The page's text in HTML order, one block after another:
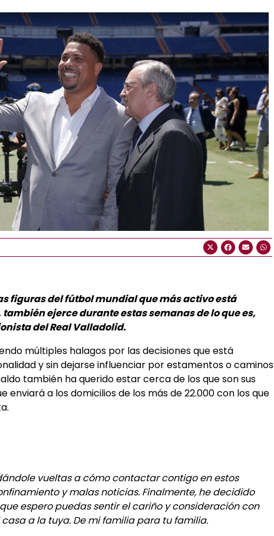
figuras del fútbol mundial que más activo está
ejerce durante estas semanas de lo que es,
del Real Valladolid.
múltiples halagos por las decisiones que está
y sin dejarse influenciar por estamentos o caminos
también ha querido estar cerca de los que son sus
enviará a los domicilios de los más de 22.000 con los que
vueltas a cómo contactar contigo en estos
y malas noticias. Finalmente, he decidido
espero puedas sentir el cariño y consideración con
a la tuya. De mi familia para tu familia.